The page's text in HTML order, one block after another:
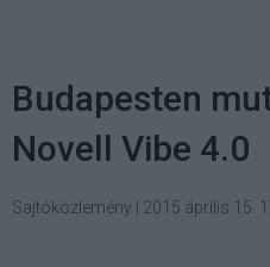
Budapesten
Novell Vibe 4.0
Sajtóközlemény 2015 április 15.